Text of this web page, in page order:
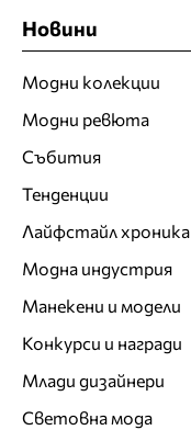
Новини
Модни колекции
Модни ревюта
Събития
Тенденции
Лайфстайл хроника
Модна индустрия
Манекени и модели
Конкурси и награди
Млади дизайнери
Световна мода